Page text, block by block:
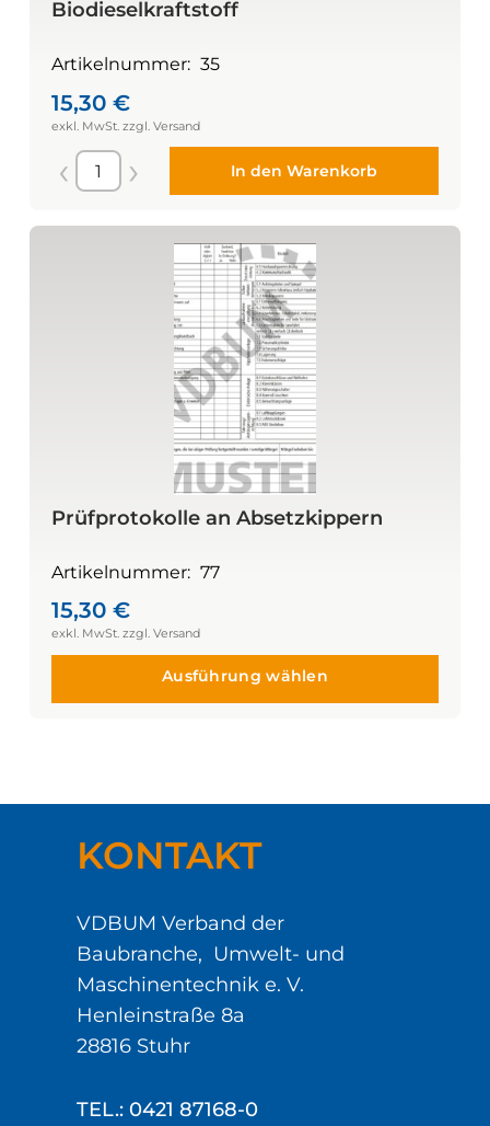
Biodieselkraftstoff
Artikelnummer: 35
15,30 €
In den Warenkorb
Prüfprotokolle an Absetzkippern
Artikelnummer: 77
15,30 €
Ausführung wählen
KONTAKT
VDBUM Verband der
Baubranche, Umwelt- und
Maschinentechnik e. V.
Henleinstraße 8a
28816 Stuhr
TEL.: 0421 87168-0